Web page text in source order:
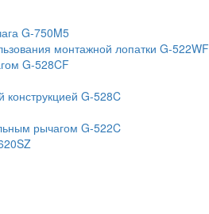
G-750M5
монтажной лопатки G-522WF
G-528CF
G-528C
рычагом G-522C